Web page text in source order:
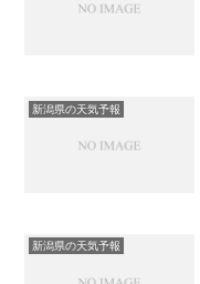
新潟県の天気予報
新潟県の天気予報